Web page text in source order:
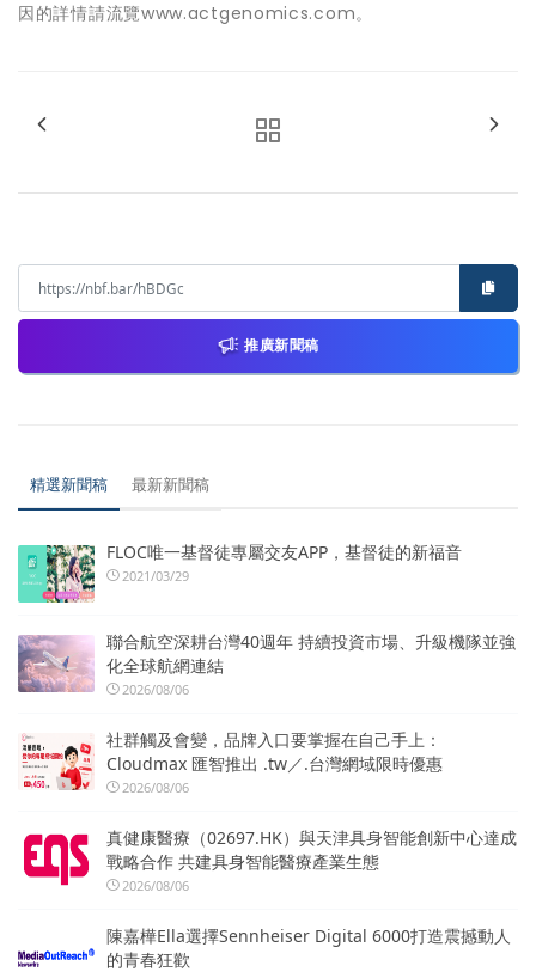
因的詳情請流覽www.actgenomics.com。
推廣新聞稿
精選新聞稿 最新新聞稿
FLOC唯一基督徒專屬交友APP，基督徒的新福音
2021/03/29
聯合航空深耕台灣40週年 持續投資市場、升級機隊並強
化全球航網連結
2026/08/06
社群觸及會變，品牌入口要掌握在自己手上：
Cloudmax 匯智推出 .tw／.台灣網域限時優惠
2026/08/06
真健康醫療（02697.HK）與天津具身智能創新中心達成
戰略合作 共建具身智能醫療產業生態
2026/08/06
陳嘉樺Ella選擇Sennheiser Digital 6000打造震撼動人
的青春狂歡